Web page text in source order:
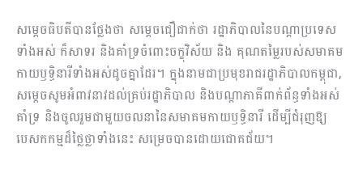
សម្តេចធិបតីបានថ្លែងថា សម្តេចជឿជាក់ថា រដ្ឋាភិបាលនៃបណ្ដាប្រទេស
ទាំងអស់ ក៏សាទរ និងគាំទ្រចំពោះចក្ខុវិស័យ និង គុណតម្លៃរបស់សមាគម
កាយឫទ្ធិនារីទាំងអស់ដូចគ្នាដែរ។ ក្នុងនាមជាប្រមុខរាជរដ្ឋាភិបាលកម្ពុជា,
សម្តេចសូមអំពាវនាវដល់គ្រប់រដ្ឋាភិបាល និងបណ្តាភាគីពាក់ព័ន្ធទាំងអស់
គាំទ្រ និងចូលរួមជាមួយចលនានៃសមាគមកាយឫទ្ធិនារី ដើម្បីជំរុញឱ្យ
បេសកកម្មដ៏ថ្លៃថ្លាទាំងនេះ សម្រេចបានដោយជោគជ័យ។